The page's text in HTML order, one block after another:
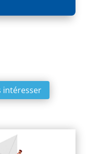
intéresser